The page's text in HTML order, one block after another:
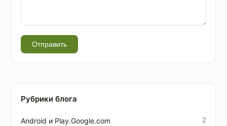
Отправить
Рубрики блога
Android и Play.Google.com 2